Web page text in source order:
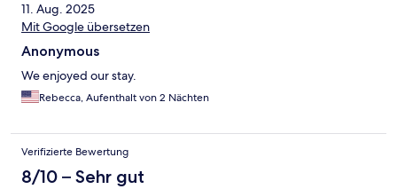
11. Aug. 2025
Mit Google übersetzen
Anonymous
We enjoyed our stay.
Rebecca, Aufenthalt von 2 Nächten
Verifizierte Bewertung
8/10 – Sehr gut